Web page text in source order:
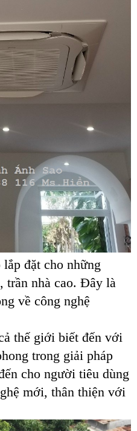
đặt cho những
trần nhà cao. Đây là
về công nghệ
thế giới biết đến với
trong giải pháp
cho người tiêu dùng
mới, thân thiện với